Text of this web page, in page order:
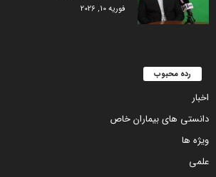
فوریه 10, 2026
رده محبوب
اخبار
دانستی های بیماران خاص
ویژه ها
علمی